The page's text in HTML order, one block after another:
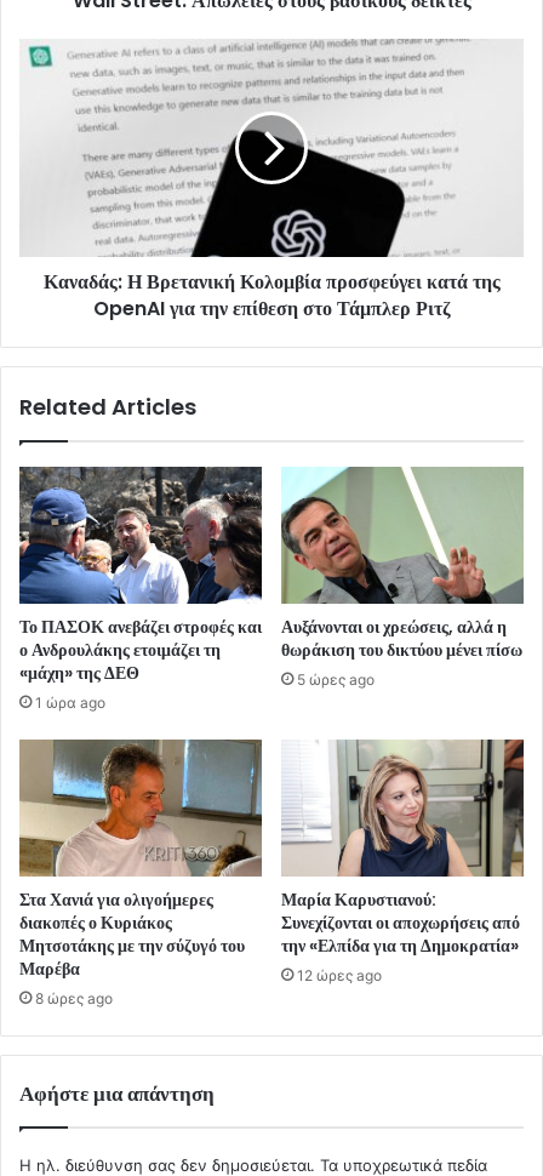
Καναδάς: Η Βρετανική Κολομβία προσφεύγει κατά της
OpenAI για την επίθεση στο Τάμπλερ Ριτζ
Related Articles
Το ΠΑΣΟΚ ανεβάζει στροφές και
ο Ανδρουλάκης ετοιμάζει τη
«μάχη» της ΔΕΘ
1 ώρα ago
Αυξάνονται οι χρεώσεις, αλλά η
θωράκιση του δικτύου μένει πίσω
5 ώρες ago
Στα Χανιά για ολιγοήμερες
διακοπές ο Κυριάκος
Μητσοτάκης με την σύζυγό του
Μαρέβα
8 ώρες ago
Μαρία Καρυστιανού:
Συνεχίζονται οι αποχωρήσεις από
την «Ελπίδα για τη Δημοκρατία»
12 ώρες ago
Αφήστε μια απάντηση
Η ηλ. διεύθυνση σας δεν δημοσιεύεται. Τα υποχρεωτικά πεδία